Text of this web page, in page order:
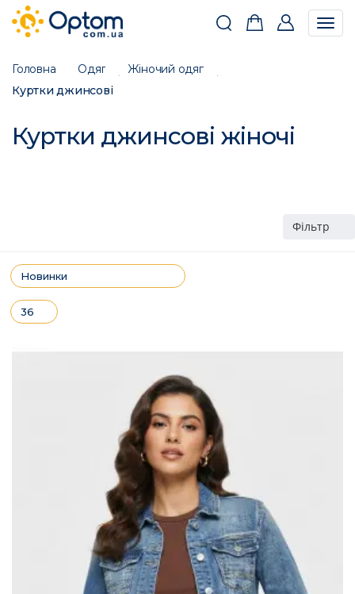
Головна
Одяг
Жіночий одяг
Куртки джинсові
Куртки джинсові жіночі
Фільтр